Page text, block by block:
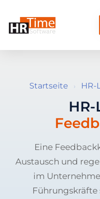
Startseite › HR-
Eine
Austausch und
im